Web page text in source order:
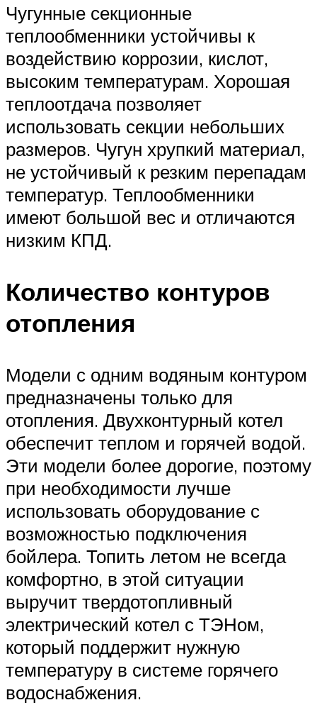
Чугунные секционные
теплообменники устойчивы к
воздействию коррозии, кислот,
высоким температурам. Хорошая
теплоотдача позволяет
использовать секции небольших
размеров. Чугун хрупкий материал,
не устойчивый к резким перепадам
температур. Теплообменники
имеют большой вес и отличаются
низким КПД.
Количество контуров
отопления
Модели с одним водяным контуром
предназначены только для
отопления. Двухконтурный котел
обеспечит теплом и горячей водой.
Эти модели более дорогие, поэтому
при необходимости лучше
использовать оборудование с
возможностью подключения
бойлера. Топить летом не всегда
комфортно, в этой ситуации
выручит твердотопливный
электрический котел с ТЭНом,
который поддержит нужную
температуру в системе горячего
водоснабжения.